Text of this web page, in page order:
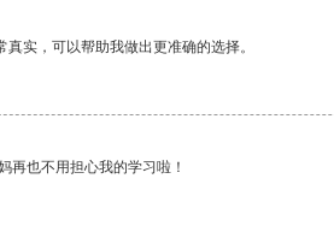
实，可以帮助我做出更准确的选择。
再也不用担心我的学习啦！